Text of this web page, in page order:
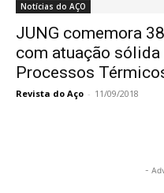
Notícias do AÇO
JUNG comemora
com atuação sólida
Processos
Revista do Aço - 11/09/2018
-